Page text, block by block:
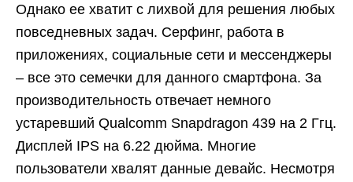
Однако ее хватит с лихвой для решения любых
повседневных задач. Серфинг, работа в
приложениях, социальные сети и мессенджеры
– все это семечки для данного смартфона. За
производительность отвечает немного
устаревший Qualcomm Snapdragon 439 на 2 Ггц.
Дисплей IPS на 6.22 дюйма. Многие
пользователи хвалят данные девайс. Несмотря